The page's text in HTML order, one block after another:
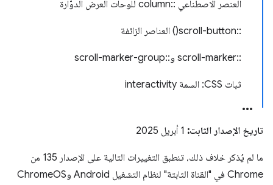
العنصر الاصطناعي ::column للوحات العرض الدوّارة
::scroll-button() العناصر الزائفة
::scroll-marker و::scroll-marker-group
ثبات CSS: السمة interactivity
تاريخ الإصدار الثابت:
ما لم يُذكر خلاف ذلك، تنطبق التغييرات التالية على الإصدار 135 من
Chrome في "القناة الثابتة" لنظام التشغيل Android وChromeOS